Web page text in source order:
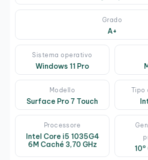
Grado
A+
Sistema operativo
Windows 11 Pro
Modello
Surface Pro 7 Touch
Tipo
Processore
Intel Core i5 1035G4
6M Caché 3,70 GHz